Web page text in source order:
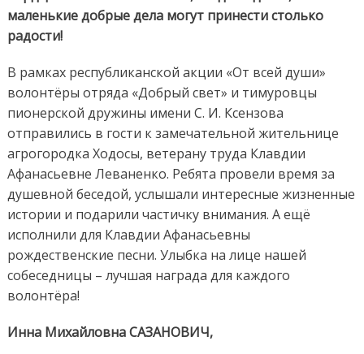
маленькие добрые дела могут принести столько
радости!
В рамках республиканской акции «От всей души»
волонтёры отряда «Добрый свет» и тимуровцы
пионерской дружины имени С. И. Ксензова
отправились в гости к замечательной жительнице
агрогородка Ходосы, ветерану труда Клавдии
Афанасьевне Леваненко. Ребята провели время за
душевной беседой, услышали интересные жизненные
истории и подарили частичку внимания. А ещё
исполнили для Клавдии Афанасьевны
рождественские песни. Улыбка на лице нашей
собеседницы – лучшая награда для каждого
волонтёра!
Инна Михайловна САЗАНОВИЧ,